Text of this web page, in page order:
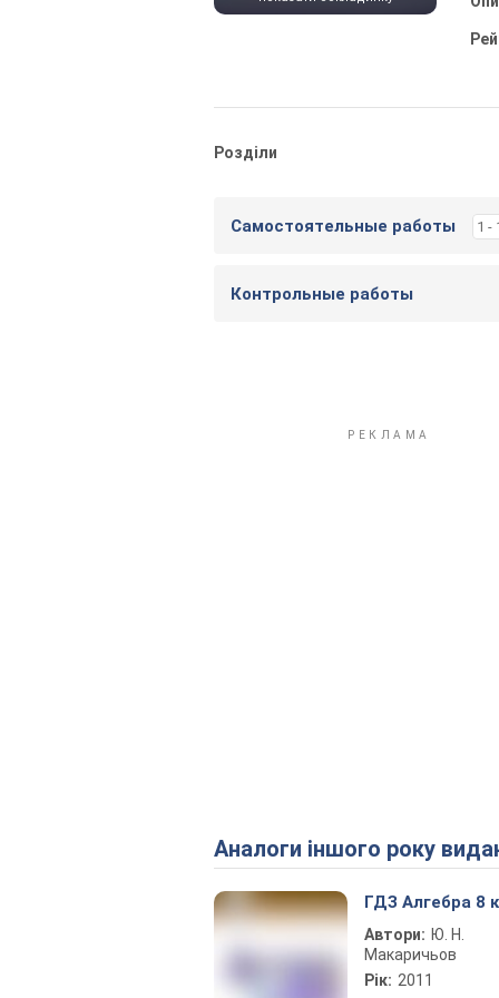
Розділи
Самостоятельные работы 1 -
Контрольные работы
Аналоги іншого року
ГДЗ Алгебра 8
Автори: Ю. Н.
Макаричьов
Рік: 2011